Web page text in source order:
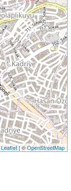
Leaflet| ©OpenStreetMap